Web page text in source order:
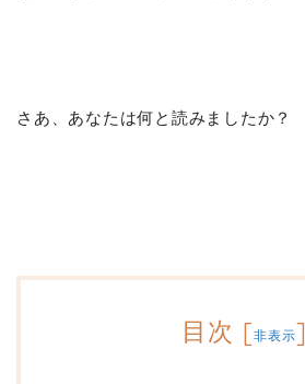
さあ、あなたは何と読みましたか？
目次 [非表示]